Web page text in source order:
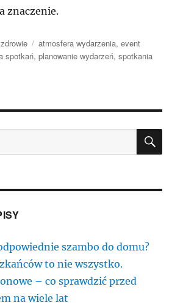
znaczenie.
Kategorie
zdrowie Tagi
atmosfera wydarzenia,event
spotkań,planowanie wydarzeń,spotkania
szambo do domu?
to nie wszystko.
– co sprawdzić przed
na wiele lat